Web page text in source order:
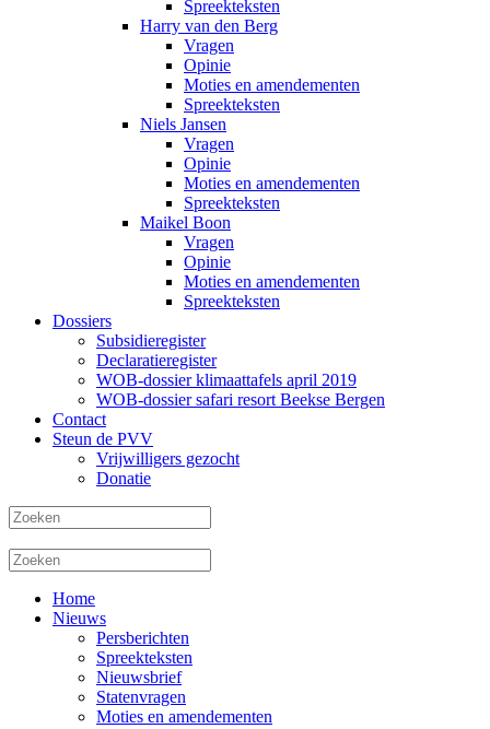
Spreekteksten
Harry van den Berg
Vragen
Opinie
Moties en amendementen
Spreekteksten
Niels Jansen
Vragen
Opinie
Moties en amendementen
Spreekteksten
Maikel Boon
Vragen
Opinie
Moties en amendementen
Spreekteksten
Dossiers
Subsidieregister
Declaratieregister
WOB-dossier klimaattafels april 2019
WOB-dossier safari resort Beekse Bergen
Contact
Steun de PVV
Vrijwilligers gezocht
Donatie
Home
Nieuws
Persberichten
Spreekteksten
Nieuwsbrief
Statenvragen
Moties en amendementen